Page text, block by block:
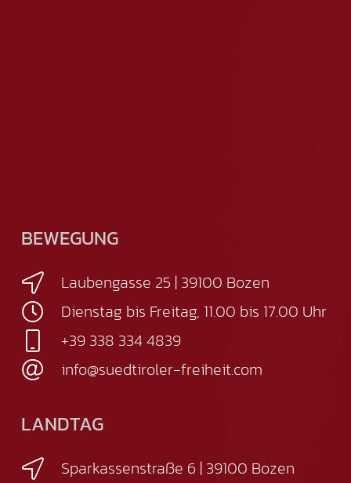
BEWEGUNG
Laubengasse 25 | 39100 Bozen
Dienstag bis Freitag, 11.00 bis 17.00 Uhr
+39 338 334 4839
info@suedtiroler-freiheit.com
LANDTAG
Sparkassenstraße 6 | 39100 Bozen